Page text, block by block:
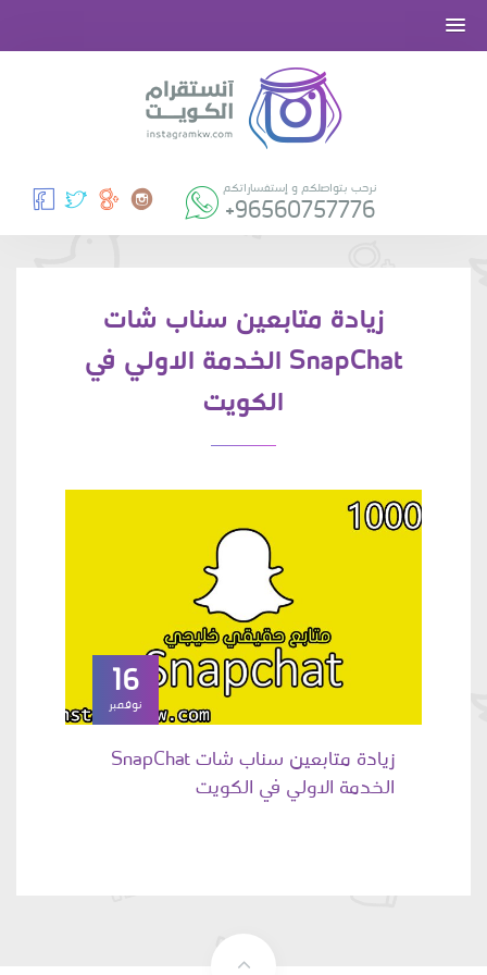
نرحب بتواصلكم و إستفساراتكم
+96560757776
زيادة متابعين سناب شات
SnapChat الخدمة الاولي في
الكويت
16
نوفمبر
زيادة متابعين سناب شات SnapChat
الخدمة الاولي في الكويت